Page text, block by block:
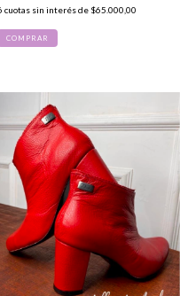
cuotas sin interés de $65.000,00
COMPRAR